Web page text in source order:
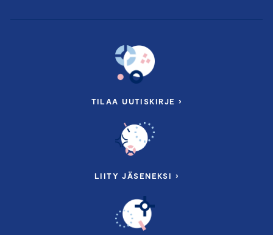
TILAA UUTISKIRJE ›
LIITY JÄSENEKSI ›